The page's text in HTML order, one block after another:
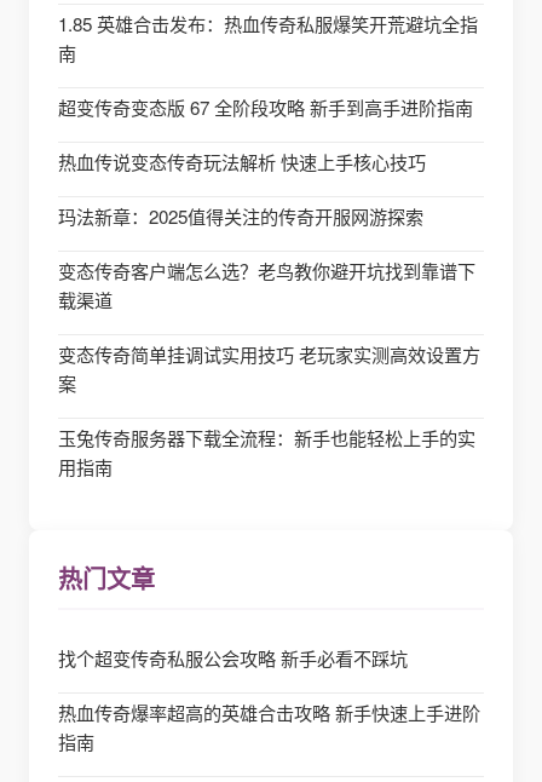
1.85 英雄合击发布：热血传奇私服爆笑开荒避坑全指
南
超变传奇变态版 67 全阶段攻略 新手到高手进阶指南
热血传说变态传奇玩法解析 快速上手核心技巧
玛法新章：2025值得关注的传奇开服网游探索
变态传奇客户端怎么选？老鸟教你避开坑找到靠谱下
载渠道
变态传奇简单挂调试实用技巧 老玩家实测高效设置方
案
玉兔传奇服务器下载全流程：新手也能轻松上手的实
用指南
热门文章
找个超变传奇私服公会攻略 新手必看不踩坑
热血传奇爆率超高的英雄合击攻略 新手快速上手进阶
指南